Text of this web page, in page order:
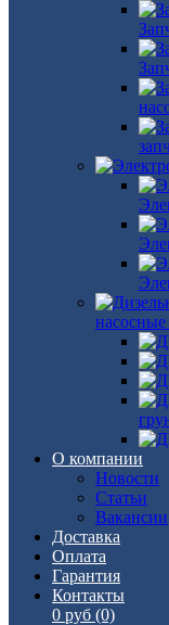
насосные
О компании
Новости
Статьи
Вакансии
Доставка
Оплата
Гарантия
Контакты
0 руб (0)